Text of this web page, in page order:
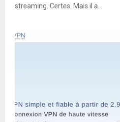
streaming. Certes. Mais il a...